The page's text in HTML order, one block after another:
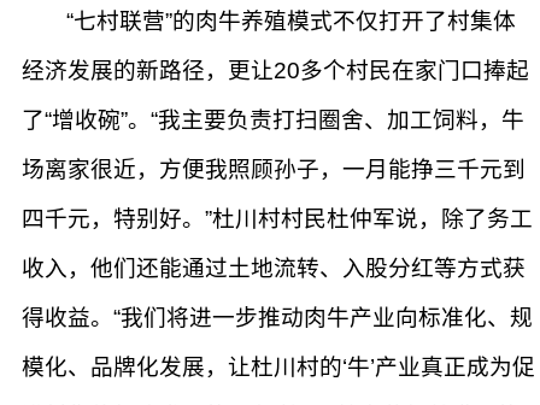
“七村联营”的肉牛养殖模式不仅打开了村集体
经济发展的新路径，更让20多个村民在家门口捧起
了“增收碗”。“我主要负责打扫圈舍、加工饲料，牛
场离家很近，方便我照顾孙子，一月能挣三千元到
四千元，特别好。”杜川村村民杜仲军说，除了务工
收入，他们还能通过土地流转、入股分红等方式获
得收益。“我们将进一步推动肉牛产业向标准化、规
模化、品牌化发展，让杜川村的‘牛’产业真正成为促